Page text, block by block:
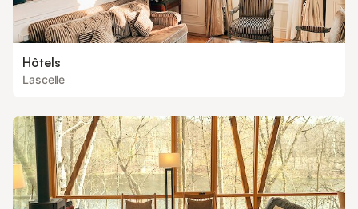
Hôtels
Lascelle